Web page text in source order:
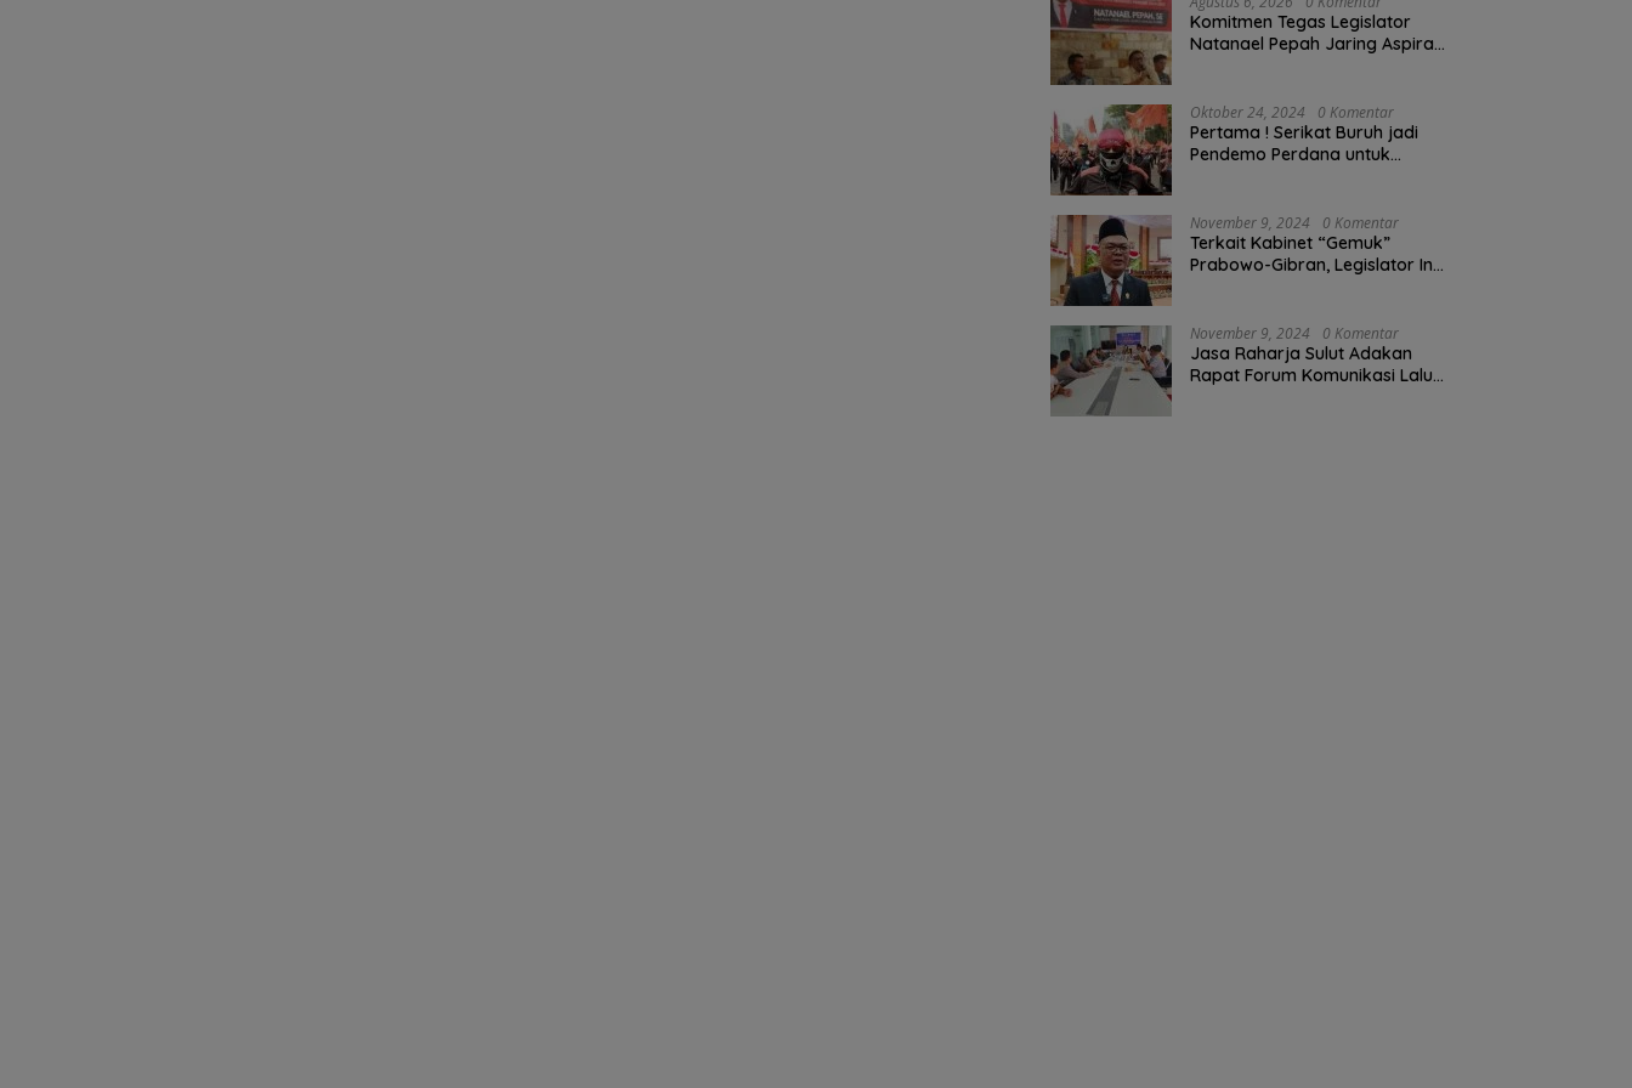
Komitmen Tegas Legislator
Natanael Pepah Jaring Aspirasi
Infrastruktur
Oktober 24, 2024 0 Komentar
Pertama ! Serikat Buruh jadi
Pendemo Perdana untuk
November 9, 2024 0 Komentar
Terkait Kabinet “Gemuk”
Prabowo-Gibran, Legislator Ini
November 9, 2024 0 Komentar
Jasa Raharja Sulut Adakan
Rapat Forum Komunikasi Lalu